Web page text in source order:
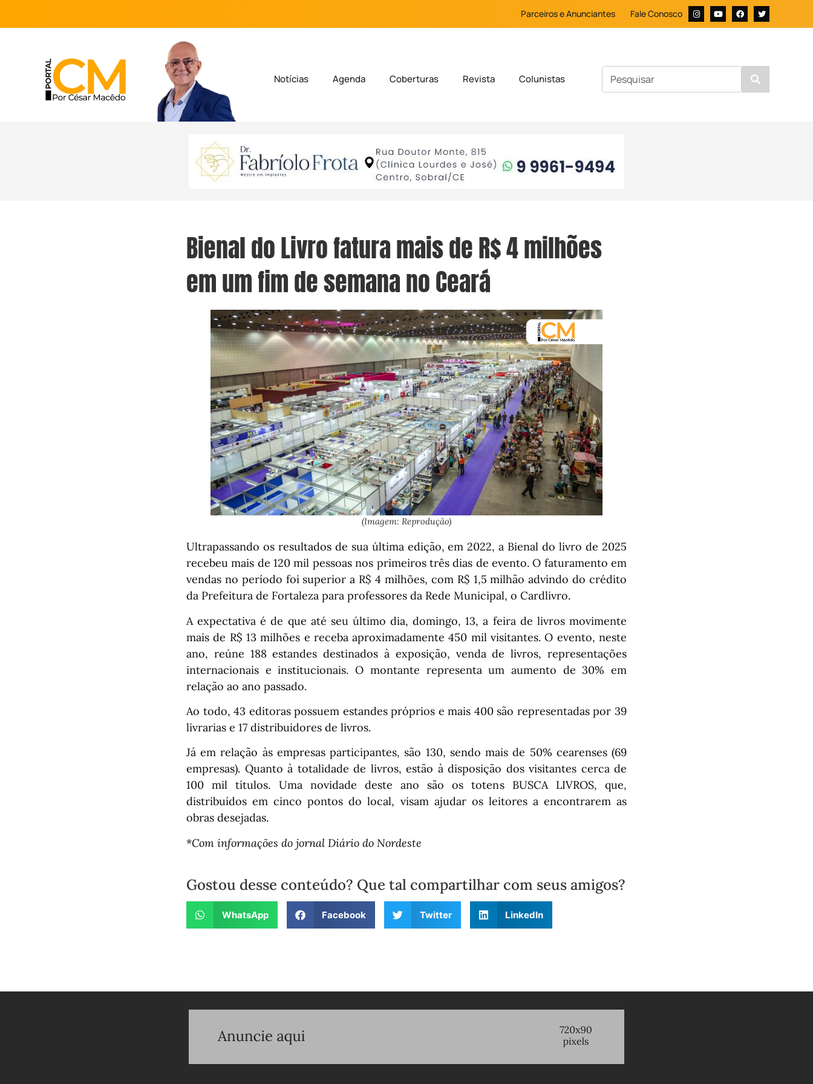
Parceiros e Anunciantes Fale Conosco
Notícias Agenda Coberturas Revista Colunistas
Bienal do Livro fatura mais de R$ 4 milhões
em um fim de semana no Ceará
(Imagem: Reprodução)
Ultrapassando os resultados de sua última edição, em 2022, a Bienal do livro de 2025
recebeu mais de 120 mil pessoas nos primeiros três dias de evento. O faturamento em
vendas no período foi superior a R$ 4 milhões, com R$ 1,5 milhão advindo do crédito
da Prefeitura de Fortaleza para professores da Rede Municipal, o Cardlivro.
A expectativa é de que até seu último dia, domingo, 13, a feira de livros movimente
mais de R$ 13 milhões e receba aproximadamente 450 mil visitantes. O evento, neste
ano, reúne 188 estandes destinados à exposição, venda de livros, representações
internacionais e institucionais. O montante representa um aumento de 30% em
relação ao ano passado.
Ao todo, 43 editoras possuem estandes próprios e mais 400 são representadas por 39
livrarias e 17 distribuidores de livros.
Já em relação às empresas participantes, são 130, sendo mais de 50% cearenses (69
empresas). Quanto à totalidade de livros, estão à disposição dos visitantes cerca de
100 mil títulos. Uma novidade deste ano são os totens BUSCA LIVROS, que,
distribuídos em cinco pontos do local, visam ajudar os leitores a encontrarem as
obras desejadas.
*Com informações do jornal Diário do Nordeste
Gostou desse conteúdo? Que tal compartilhar com seus amigos?
WhatsApp Facebook Twitter LinkedIn